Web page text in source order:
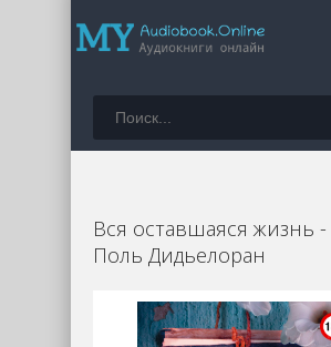
Вся оставшаяся жизнь
Поль Дидьелоран